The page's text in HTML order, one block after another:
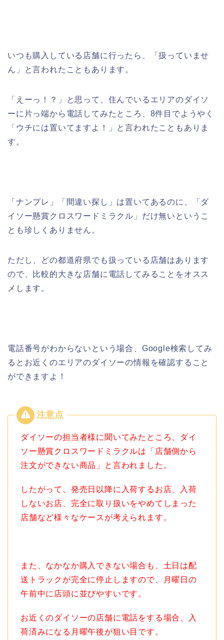
いつも購入している店舗に行ったら、「扱っていませ
ん」と言われたこともあります。
「えーっ！？」と思って、住んでいるエリアのダイソ
ーに片っ端から電話してみたところ、8件目でようやく
「ウチには置いてますよ！」と言われたこともありま
す。
「ナンプレ」「間違い探し」は置いてあるのに、「ダ
イソー懸賞クロスワードミラクル」だけ無いというこ
とも珍しくありません。
ただし、どの都道府県でも扱っている店舗はあります
ので、比較的大きな店舗に電話してみることをオスス
メします。
電話番号がわからないという場合、Google検索してみ
るとお近くのエリアのダイソーの情報を確認すること
ができますよ！
ダイソーの担当者様に聞いてみたところ、ダイ
ソー懸賞クロスワードミラクルは「店舗側から
注文ができない商品」と言われました。
したがって、発売日以降に入荷するお店、入荷
しないお店、完全に取り扱いをやめてしまった
店舗など様々なケースが考えられます。
また、なかなか購入できない場合も、土日は配
送トラックが完全に停止しますので、月曜日の
午前中に店頭に並びやすいです。
お近くのダイソーの店舗に電話をする場合、入
荷済みになる月曜午後が狙い目です。